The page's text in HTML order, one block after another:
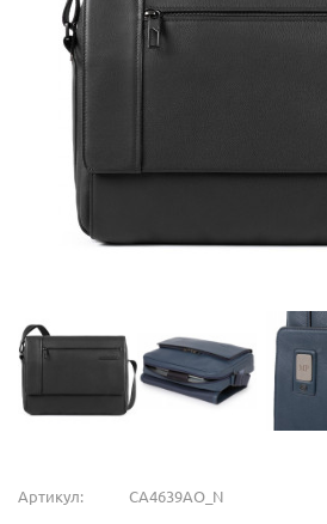
Артикул: CA4639AO_N